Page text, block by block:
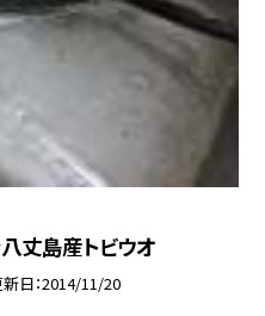
丈島産トビウオ
日 2014/11/20